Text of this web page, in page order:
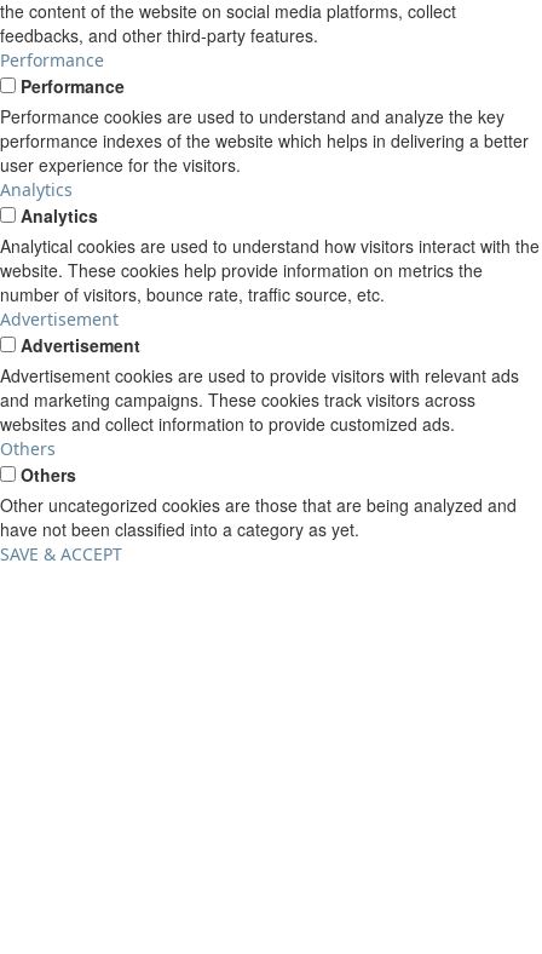
the content of the website on social media platforms, collect
feedbacks, and other third-party features.
Performance
Performance
Performance cookies are used to understand and analyze the key
performance indexes of the website which helps in delivering a better
user experience for the visitors.
Analytics
Analytics
Analytical cookies are used to understand how visitors interact with the
website. These cookies help provide information on metrics the
number of visitors, bounce rate, traffic source, etc.
Advertisement
Advertisement
Advertisement cookies are used to provide visitors with relevant ads
and marketing campaigns. These cookies track visitors across
websites and collect information to provide customized ads.
Others
Others
Other uncategorized cookies are those that are being analyzed and
have not been classified into a category as yet.
SAVE & ACCEPT